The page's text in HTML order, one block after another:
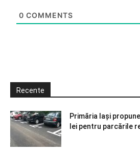
0 COMMENTS
Recente
Primăria Iași
lei pentru parcările